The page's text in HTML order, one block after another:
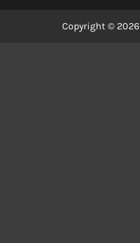
Copyright © 2026